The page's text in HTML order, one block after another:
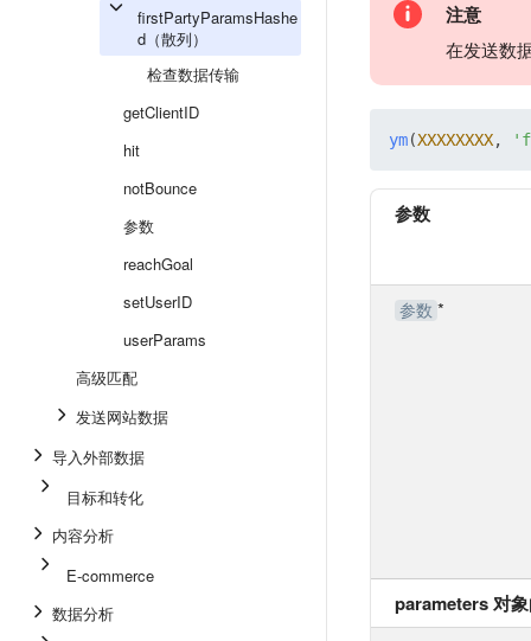
firstPartyParamsHashe
d（散列）
检查数据传输
getClientID
hit
notBounce
参数
reachGoal
setUserID
userParams
高级匹配
发送网站数据
导入外部数据
目标和转化
内容分析
E-commerce
数据分析
注意
在发送数
ym(XXXXXXXX,
参数
参数 *
parameters 对